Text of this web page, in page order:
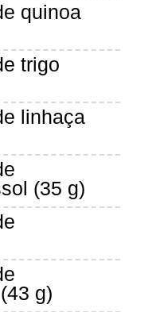
quinoa
trigo
linhaça
(35 g)
g)